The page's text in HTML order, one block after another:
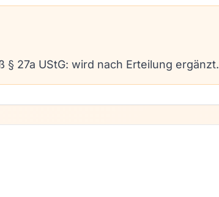
27a UStG: wird nach Erteilung ergänzt.